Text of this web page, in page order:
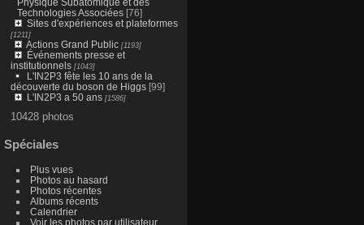
Technologies Associées[76]
Sites d'expériences et plateformes
[1211]
Actions Grand Public[1193]
Événements presse et
institutionnels[1043]
L'IN2P3 fête les 10 ans de la
découverte du boson de Higgs[99]
L'IN2P3 a 50 ans[1586]
10428 photos
Spéciales
Plus vues
Photos au hasard
Photos récentes
Albums récents
Calendrier
Voir les photos par utilisateur